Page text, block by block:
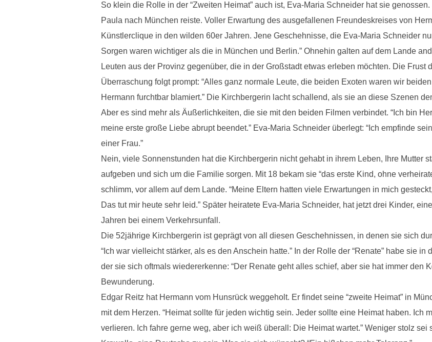
So klein die Rolle in der “Zweiten Heimat” auch ist, Eva-Maria Schneider hat sie
Paula nach München reiste. Voller Erwartung des ausgefallenen Freundeskreises von
Künstlerclique in den wilden 60er Jahren. Jene Geschehnisse, die Eva-Maria Schneider
Sorgen waren wichtiger als die in München und Berlin.” Ohnehin galten auf dem Lande
Leuten aus der Provinz gegenüber, die in der Großstadt etwas erleben möchten. Die Frust
Überraschung folgt prompt: “Alles ganz normale Leute, die beiden Exoten waren wir
Hermann furchtbar blamiert.” Die Kirchbergerin lacht schallend, als sie an diese Szenen
Aber es sind mehr als Äußerlichkeiten, die sie mit den beiden Filmen verbindet. “Ich bin
meine erste große Liebe abrupt beendet.” Eva-Maria Schneider überlegt: “Ich empfinde
einer Frau.”
Nein, viele Sonnenstunden hat die Kirchbergerin nicht gehabt in ihrem Leben, Ihre Mutter
aufgeben und sich um die Familie sorgen. Mit 18 bekam sie “das erste Kind, ohne
schlimm, vor allem auf dem Lande. “Meine Eltern hatten viele Erwartungen in mich
Das tut mir heute sehr leid.” Später heiratete Eva-Maria Schneider, hat jetzt drei Kinder,
Jahren bei einem Verkehrsunfall.
Die 52jährige Kirchbergerin ist geprägt von all diesen Geschehnissen, in denen sie sich
“Ich war vielleicht stärker, als es den Anschein hatte.” In der Rolle der “Renate” habe sie in
der sie sich oftmals wiedererkenne: “Der Renate geht alles schief, aber sie hat immer den
Bewunderung.
Edgar Reitz hat Hermann vom Hunsrück weggeholt. Er findet seine “zweite Heimat” in
mit dem Herzen. “Heimat sollte für jeden wichtig sein. Jeder sollte eine Heimat haben. Ich
verlieren. Ich fahre gerne weg, aber ich weiß überall: Die Heimat wartet.” Weniger stolz